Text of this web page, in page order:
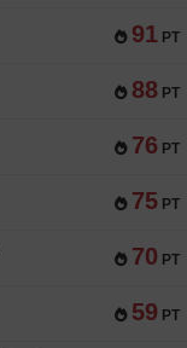
91 PT
88 PT
76 PT
75 PT
70 PT
59 PT